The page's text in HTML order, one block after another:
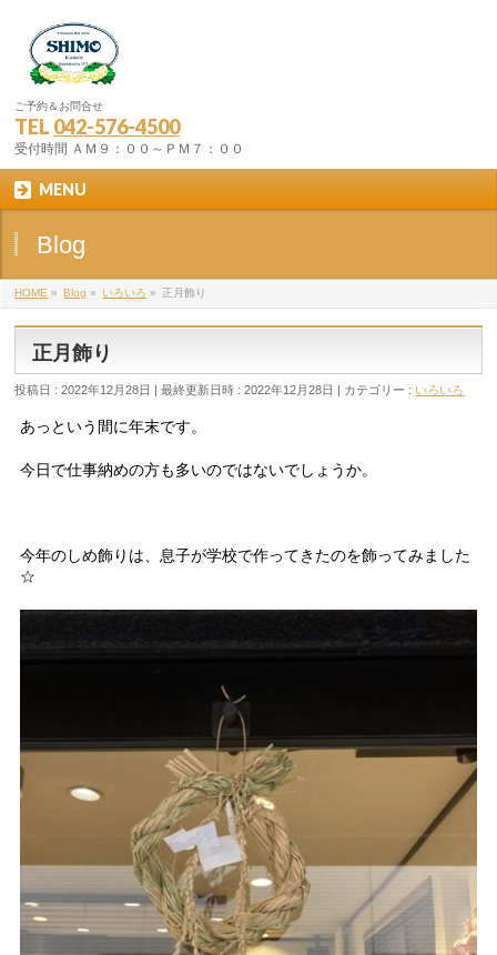
ご予約＆お問合せ
TEL 042-576-4500
受付時間 ＡＭ９：００～ＰＭ７：００
MENU
Blog
HOME » Blog » いろいろ » 正月飾り
正月飾り
投稿日 : 2022年12月28日 最終更新日時 : 2022年12月28日 カテゴリー : いろいろ
あっという間に年末です。
今日で仕事納めの方も多いのではないでしょうか。
今年のしめ飾りは、息子が学校で作ってきたのを飾ってみました
☆